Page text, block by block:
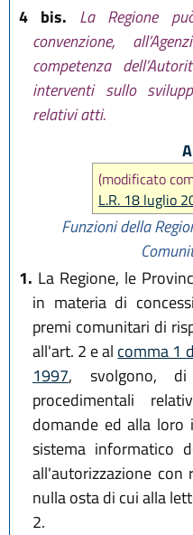
4 bis. La Regione
convenzione,
competenza
interventi sullo
relativi atti.
(modificato
L.R. 18 luglio
Funzioni della
1. La Regione, le
in materia di
premi comunitari di
all'art. 2 e al comma 1
1997, svolgono,
procedimentali
domande ed alla loro
sistema informatico
all'autorizzazione con
nulla osta di cui alla
2.